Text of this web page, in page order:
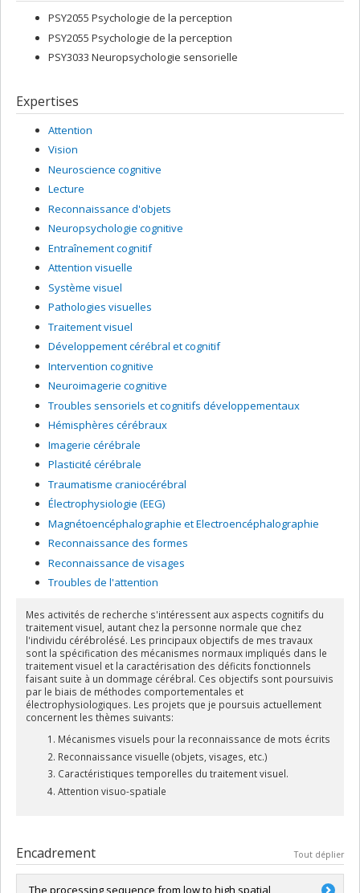
PSY2055 Psychologie de la perception
PSY2055 Psychologie de la perception
PSY3033 Neuropsychologie sensorielle
Expertises
Attention
Vision
Neuroscience cognitive
Lecture
Reconnaissance d'objets
Neuropsychologie cognitive
Entraînement cognitif
Attention visuelle
Système visuel
Pathologies visuelles
Traitement visuel
Développement cérébral et cognitif
Intervention cognitive
Neuroimagerie cognitive
Troubles sensoriels et cognitifs développementaux
Hémisphères cérébraux
Imagerie cérébrale
Plasticité cérébrale
Traumatisme craniocérébral
Électrophysiologie (EEG)
Magnétoencéphalographie et Electroencéphalographie
Reconnaissance des formes
Reconnaissance de visages
Troubles de l'attention
Mes activités de recherche s'intéressent aux aspects cognitifs du
traitement visuel, autant chez la personne normale que chez
l'individu cérébrolésé. Les principaux objectifs de mes travaux
sont la spécification des mécanismes normaux impliqués dans le
traitement visuel et la caractérisation des déficits fonctionnels
faisant suite à un dommage cérébral. Ces objectifs sont poursuivis
par le biais de méthodes comportementales et
électrophysiologiques. Les projets que je poursuis actuellement
concernent les thèmes suivants:
Mécanismes visuels pour la reconnaissance de mots écrits
Reconnaissance visuelle (objets, visages, etc.)
Caractéristiques temporelles du traitement visuel.
Attention visuo-spatiale
Encadrement Tout déplier
The processing sequence from low to high spatial